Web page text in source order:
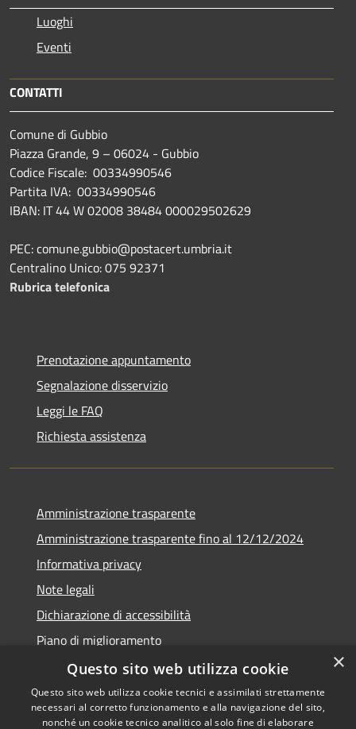
Luoghi
Eventi
CONTATTI
Comune di Gubbio
Piazza Grande, 9 – 06024 - Gubbio
Codice Fiscale: 00334990546
Partita IVA: 00334990546
IBAN: IT 44 W 02008 38484 000029502629
PEC: comune.gubbio@postacert.umbria.it
Centralino Unico: 075 92371
Rubrica telefonica
Prenotazione appuntamento
Segnalazione disservizio
Leggi le FAQ
Richiesta assistenza
Amministrazione trasparente
Amministrazione trasparente fino al 12/12/2024
Informativa privacy
Note legali
Dichiarazione di accessibilità
Piano di miglioramento
Copyright © 2026 • Town of •
×
Questo sito web utilizza cookie
Questo sito web utilizza cookie tecnici e assimilati strettamente
necessari al corretto funzionamento e alla navigazione del sito,
nonché un cookie tecnico analitico al solo fine di elaborare